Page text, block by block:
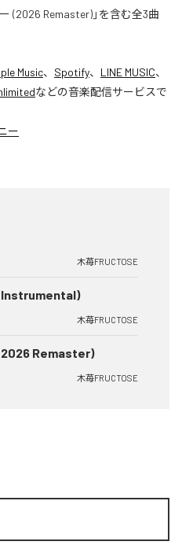
(2026 Remaster)」を含む全3曲
Music、 Spotify、 LINE MUSIC、
などの音楽配信サービスで
ー
木苺FRUCTOSE
木苺FRUCTOSE
Remaster)
木苺FRUCTOSE